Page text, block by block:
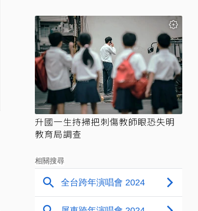
升國一生持掃把刺傷教師眼恐失明
教育局調查